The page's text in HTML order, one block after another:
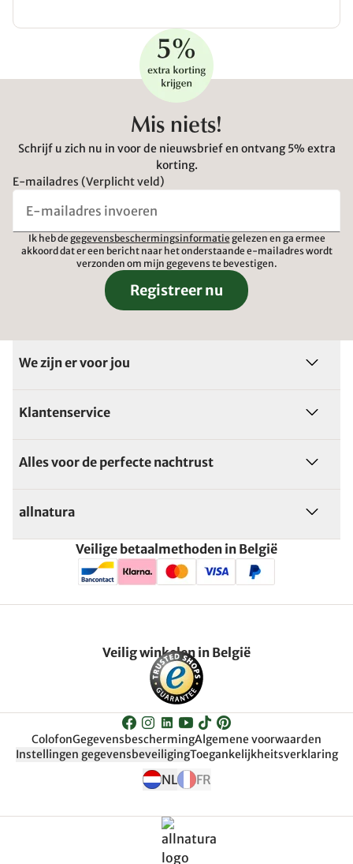
Mis niets!
Schrijf u zich nu in voor de nieuwsbrief en ontvang 5% extra
korting.
E-mailadres (Verplicht veld)
Ik heb de gegevensbeschermingsinformatie gelezen en ga ermee
akkoord dat er een bericht naar het onderstaande e-mailadres wordt
verzonden om mijn gegevens te bevestigen.
Registreer nu
We zijn er voor jou
Klantenservice
Alles voor de perfecte nachtrust
allnatura
Veilige betaalmethoden in België
Veilig winkelen in België
ColofonGegevensbeschermingAlgemene voorwaarden
Instellingen gegevensbeveiligingToegankelijkheitsverklaring
NL FR